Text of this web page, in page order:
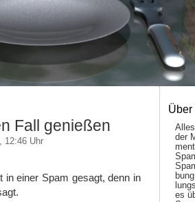
Fall genießen
12:46 Uhr
in einer Spam gesagt, denn in
Über
der
es